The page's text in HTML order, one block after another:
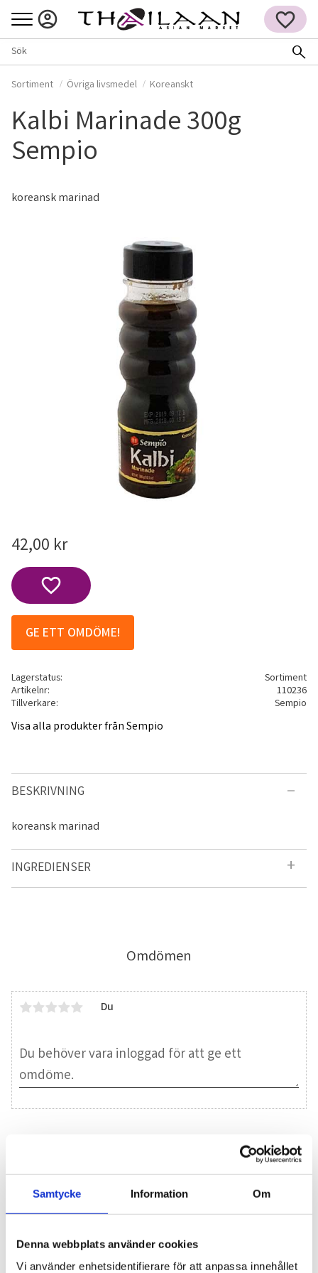
Samtycke Information Om
Denna webbplats använder cookies
Vi använder enhetsidentifierare för att anpassa innehållet
FAVORITER
Sortiment Övriga livsmedel Koreanskt
Kalbi Marinade 300g
Sempio
koreansk marinad
42,00 kr
Lägg till i favoriter
Lagerstatus
Sortiment
Artikelnr
110236
Tillverkare
Sempio
Visa alla produkter från Sempio
GE ETT OMDÖME!
BESKRIVNING
koreansk marinad
INGREDIENSER
Omdömen
Du
Blogg
7 juni 2026
Bläckfisk – en favorit i det asiatiska